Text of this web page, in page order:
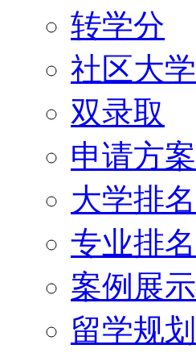
转学分
社区大学
双录取
申请方案
大学排名
专业排名
案例展示
留学规划